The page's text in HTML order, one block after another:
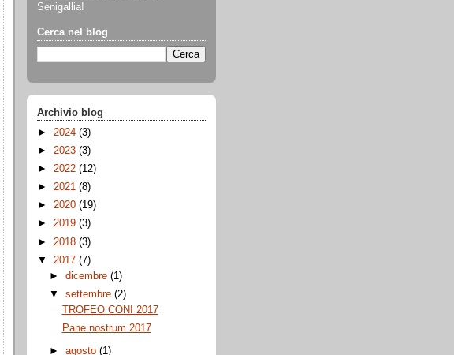
Senigallia!
Cerca nel blog
Archivio blog
► 2024 (3)
► 2023 (3)
► 2022 (12)
► 2021 (8)
► 2020 (19)
► 2019 (3)
► 2018 (3)
▼ 2017 (7)
►dicembre(1)
▼settembre(2)
TROFEO CONI 2017
Pane nostrum 2017
►agosto(1)